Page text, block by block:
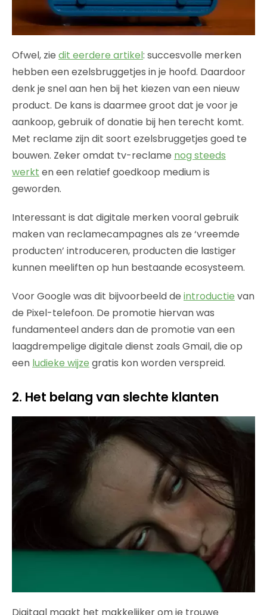
Ofwel, zie dit eerdere artikel: succesvolle merken
hebben een ezelsbruggetjes in je hoofd. Daardoor
denk je snel aan hen bij het kiezen van een nieuw
product. De kans is daarmee groot dat je voor je
aankoop, gebruik of donatie bij hen terecht komt.
Met reclame zijn dit soort ezelsbruggetjes goed te
bouwen. Zeker omdat tv-reclame nog steeds
werkt en een relatief goedkoop medium is
geworden.
Interessant is dat digitale merken vooral gebruik
maken van reclamecampagnes als ze ‘vreemde
producten’ introduceren, producten die lastiger
kunnen meeliften op hun bestaande ecosysteem.
Voor Google was dit bijvoorbeeld de introductie van
de Pixel-telefoon. De promotie hiervan was
fundamenteel anders dan de promotie van een
laagdrempelige digitale dienst zoals Gmail, die op
een ludieke wijze gratis kon worden verspreid.
2. Het belang van slechte klanten